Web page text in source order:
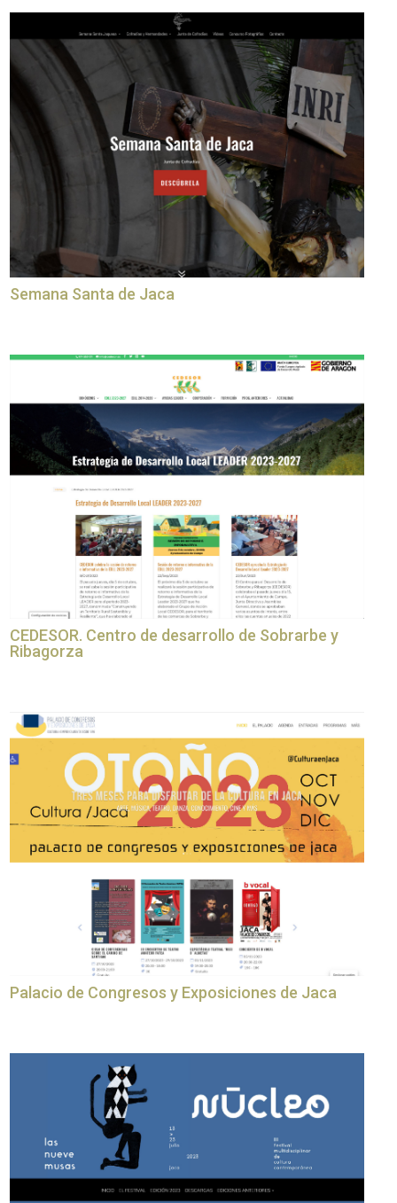
Semana Santa de Jaca
CEDESOR. Centro de desarrollo de Sobrarbe y
Ribagorza
Palacio de Congresos y Exposiciones de Jaca